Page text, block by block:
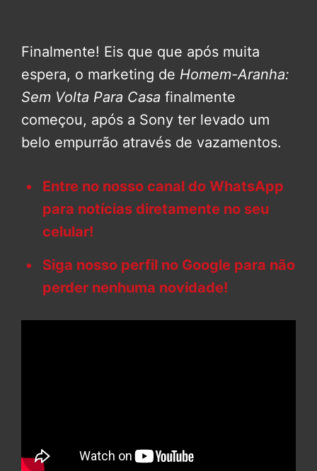
Finalmente! Eis que que após muita
espera, o marketing de Homem-Aranha:
Sem Volta Para Casa finalmente
começou, após a Sony ter levado um
belo empurrão através de vazamentos.
Entre no nosso canal do WhatsApp
para notícias diretamente no seu
celular!
Siga nosso perfil no Google para não
perder nenhuma novidade!